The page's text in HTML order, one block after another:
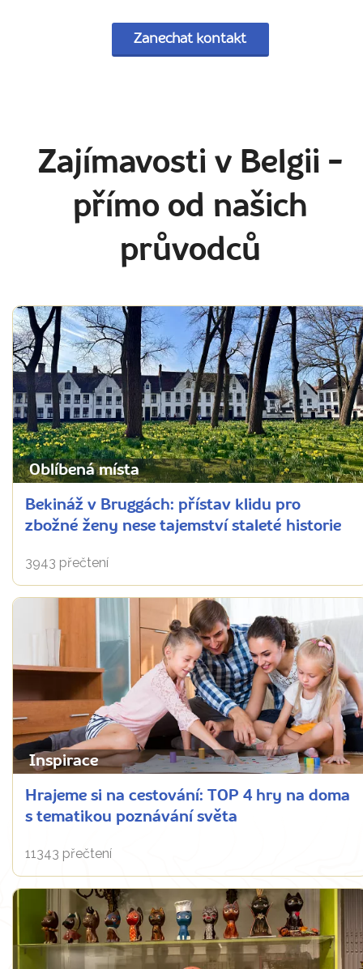
Zanechat kontakt
Zajímavosti v Belgii -
přímo od našich
průvodců
Oblíbená místa
Bekináž v Bruggách: přístav klidu pro
zbožné ženy nese tajemství staleté historie
3943 přečtení
Inspirace
Hrajeme si na cestování: TOP 4 hry na doma
s tematikou poznávání světa
11343 přečtení